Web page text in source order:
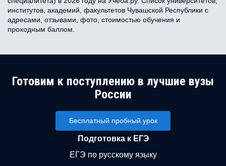
институтов, академий, факультетов Чувашской Республики с
адресами, отзывами, фото, стоимостью обучения и
проходным баллом.
Готовим к поступлению в лучшие вузы
России
Бесплатный пробный урок
Подготовка к ЕГЭ
ЕГЭ по русскому языку